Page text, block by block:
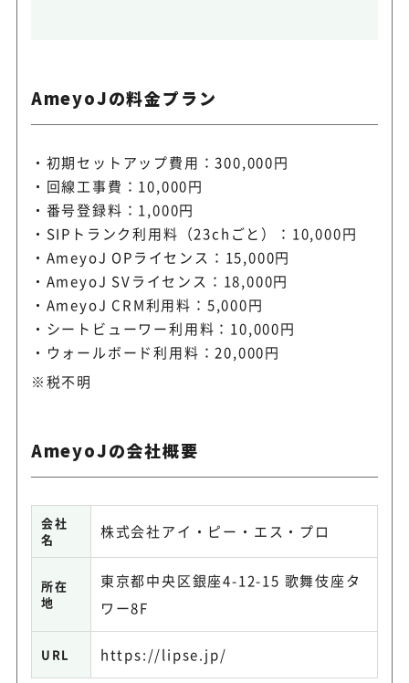
AmeyoJの料金プラン
初期セットアップ費用：300,000円
回線工事費：10,000円
番号登録料：1,000円
SIPトランク利用料（23chごと）：10,000円
AmeyoJ OPライセンス：15,000円
AmeyoJ SVライセンス：18,000円
AmeyoJ CRM利用料：5,000円
シートビューワー利用料：10,000円
ウォールボード利用料：20,000円
※税不明
AmeyoJの会社概要
会社
名
株式会社アイ・ピー・エス・プロ
所在
地
東京都中央区銀座4-12-15 歌舞伎座タ
ワー8F
URL https://lipse.jp/